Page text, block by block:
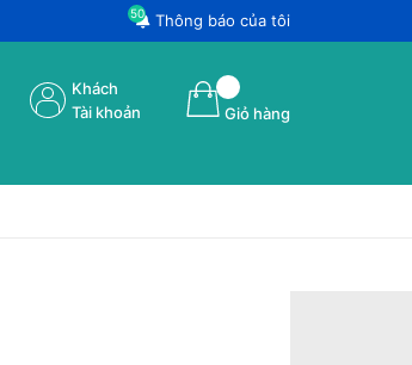
Thông báo của tôi
50
Giỏ hàng
Khách
Tài khoản